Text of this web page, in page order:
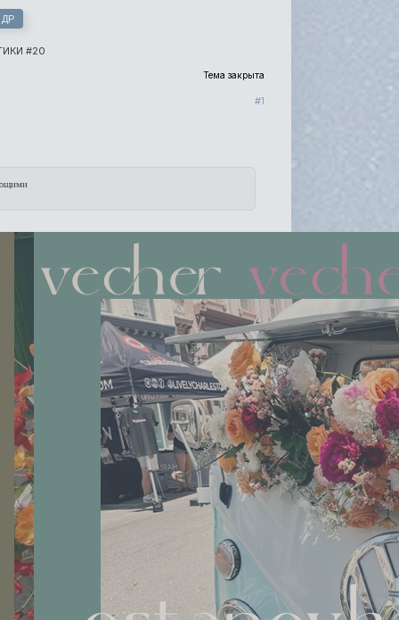
#20
Тема закрыта
1